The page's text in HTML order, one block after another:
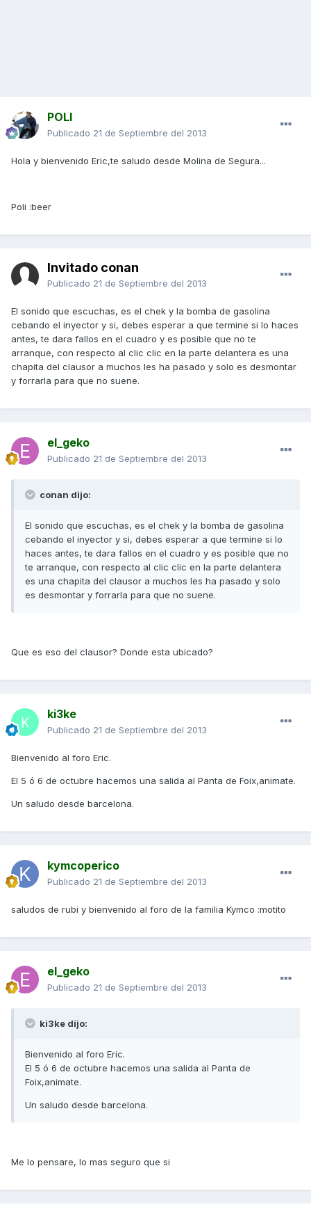
POLI
Publicado 21 de Septiembre del 2013
Hola y bienvenido Eric,te saludo desde Molina de Segura...
Poli :beer
Invitado conan
Publicado 21 de Septiembre del 2013
El sonido que escuchas, es el chek y la bomba de gasolina
cebando el inyector y si, debes esperar a que termine si lo haces
antes, te dara fallos en el cuadro y es posible que no te
arranque, con respecto al clic clic en la parte delantera es una
chapita del clausor a muchos les ha pasado y solo es desmontar
y forrarla para que no suene.
el_geko
Publicado 21 de Septiembre del 2013
conan dijo:
El sonido que escuchas, es el chek y la bomba de gasolina
cebando el inyector y si, debes esperar a que termine si lo
haces antes, te dara fallos en el cuadro y es posible que no
te arranque, con respecto al clic clic en la parte delantera
es una chapita del clausor a muchos les ha pasado y solo
es desmontar y forrarla para que no suene.
Que es eso del clausor? Donde esta ubicado?
ki3ke
Publicado 21 de Septiembre del 2013
Bienvenido al foro Eric.
El 5 ó 6 de octubre hacemos una salida al Panta de Foix,animate.
Un saludo desde barcelona.
kymcoperico
Publicado 21 de Septiembre del 2013
saludos de rubi y bienvenido al foro de la familia Kymco :motito
el_geko
Publicado 21 de Septiembre del 2013
ki3ke dijo:
Bienvenido al foro Eric.
El 5 ó 6 de octubre hacemos una salida al Panta de
Foix,animate.
Un saludo desde barcelona.
Me lo pensare, lo mas seguro que si